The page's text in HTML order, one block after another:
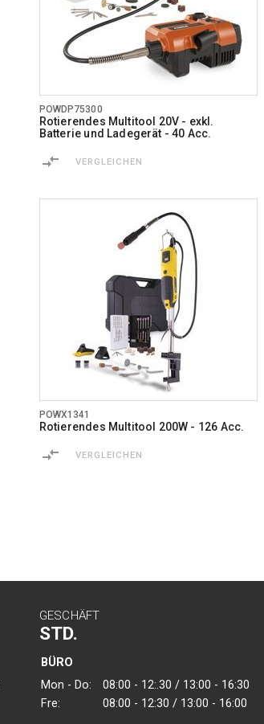
POWDP75300
Rotierendes Multitool 20V - exkl.
Batterie und Ladegerät - 40 Acc.
VERGLEICHEN
POWX1341
Rotierendes Multitool 200W - 126 Acc.
VERGLEICHEN
GESCHÄFT
STD.
BÜRO
Mon - Do:
08:00 - 12:.30 / 13:00 - 16:30
Fre:
08:00 - 12:30 / 13:00 - 16:00